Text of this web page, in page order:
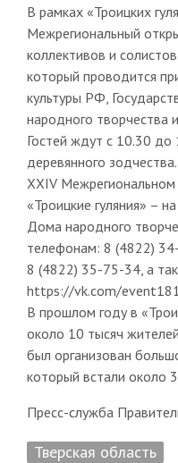
В рамках «Троицких
Межрегиональный
коллективов и
который проводится
культуры РФ,
народного творчества
Гостей ждут с 10.30 до
деревянного
XXIV
«Троицкие гуляния» –
Дома народного
телефонам: 8 (4822)
8 (4822) 35-75-34, а
https://vk.com/
В прошлом году в
около 10 тысяч
был организован
который встали около
Пресс-служба
Тверская область